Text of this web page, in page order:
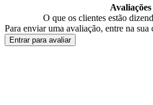
Avaliações
O que os clientes estão
Para enviar uma avaliação, entre na sua
Entrar para avaliar